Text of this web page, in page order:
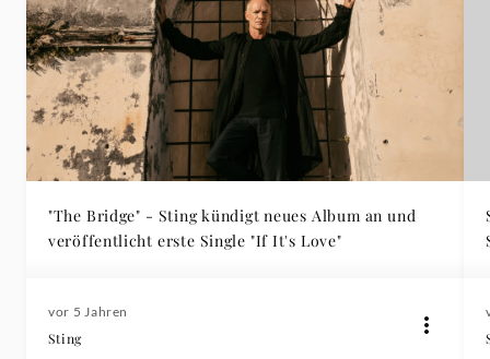
"The Bridge" - Sting kündigt neues Album an und
veröffentlicht erste Single "If It's Love"
vor 5 Jahren
Sting